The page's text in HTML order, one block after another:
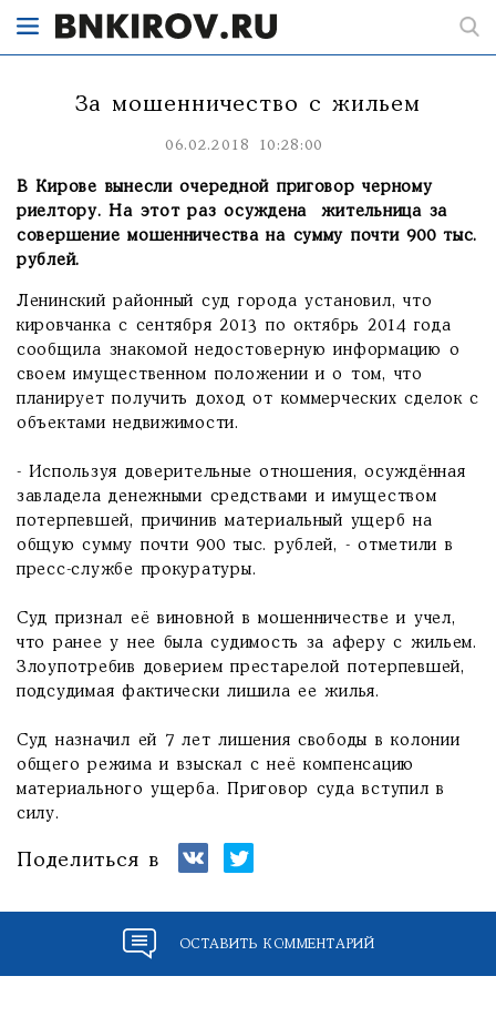
За мошенничество с жильем
06.02.2018 10:28:00
В Кирове вынесли очередной приговор черному
риелтору. На этот раз осуждена жительница за
совершение мошенничества на сумму почти 900 тыс.
рублей.
Ленинский районный суд города установил, что
кировчанка с сентября 2013 по октябрь 2014 года
сообщила знакомой недостоверную информацию о
своем имущественном положении и о том, что
планирует получить доход от коммерческих сделок с
объектами недвижимости.
- Используя доверительные отношения, осуждённая
завладела денежными средствами и имуществом
потерпевшей, причинив материальный ущерб на
общую сумму почти 900 тыс. рублей, - отметили в
пресс-службе прокуратуры.
Суд признал её виновной в мошенничестве и учел,
что ранее у нее была судимость за аферу с жильем.
Злоупотребив доверием престарелой потерпевшей,
подсудимая фактически лишила ее жилья.
Суд назначил ей 7 лет лишения свободы в колонии
общего режима и взыскал с неё компенсацию
материального ущерба. Приговор суда вступил в
силу.
Поделиться в
ОСТАВИТЬ КОММЕНТАРИЙ